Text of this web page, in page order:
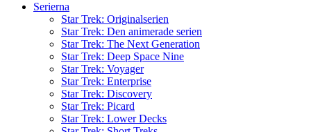
Serierna
Star Trek: Originalserien
Star Trek: Den animerade serien
Star Trek: The Next Generation
Star Trek: Deep Space Nine
Star Trek: Voyager
Star Trek: Enterprise
Star Trek: Discovery
Star Trek: Picard
Star Trek: Lower Decks